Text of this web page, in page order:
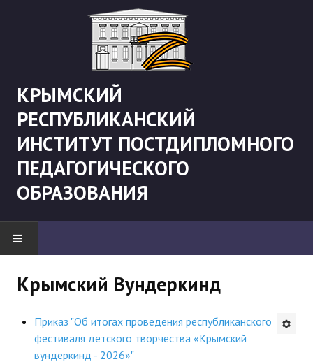
КРЫМСКИЙ
РЕСПУБЛИКАНСКИЙ
ИНСТИТУТ ПОСТДИПЛОМНОГО
ПЕДАГОГИЧЕСКОГО
ОБРАЗОВАНИЯ
Будни института
Крымский Вундеркинд
Приказ "Об итогах проведения республиканского
фестиваля детского творчества «Крымский
вундеркинд - 2026»"